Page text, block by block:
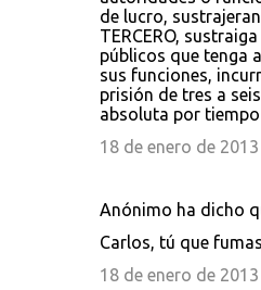
de lucro,
TERCERO,
públicos que tenga
sus funciones,
prisión de tres a
absoluta por tiempo
18 de enero de
Anónimo ha dicho
Carlos, tú que
18 de enero de